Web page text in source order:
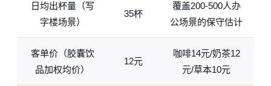
日均出杯量（写
字楼场景）
35杯
覆盖200-500人办
公场景的保守估计
客单价（胶囊饮
品加权均价）
12元
咖啡14元/奶茶12
元/草本10元